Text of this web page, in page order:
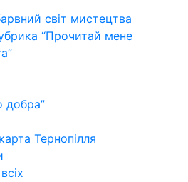
світ мистецтва
“Прочитай мене
добра”
Тернопілля